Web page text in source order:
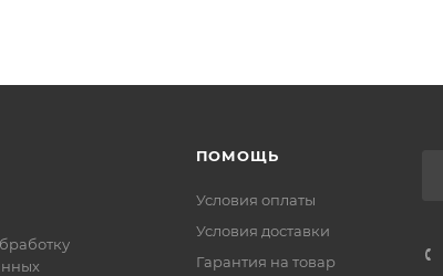
ПОМОЩЬ
Условия оплаты
Условия доставки
Гарантия на товар